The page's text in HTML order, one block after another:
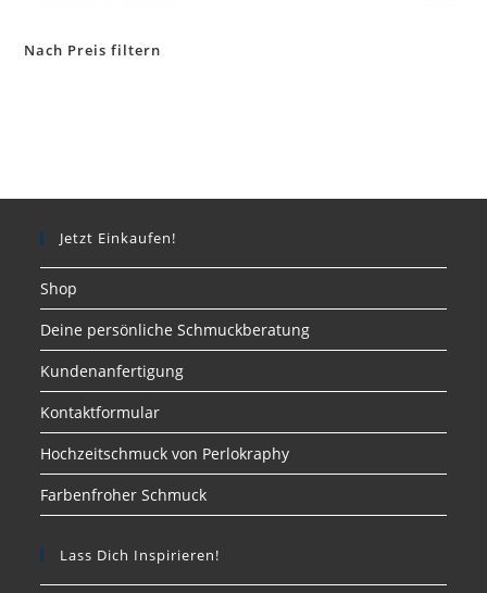
Nach Preis filtern
Jetzt Einkaufen!
Shop
Deine persönliche Schmuckberatung
Kundenanfertigung
Kontaktformular
Hochzeitschmuck von Perlokraphy
Farbenfroher Schmuck
Lass Dich Inspirieren!